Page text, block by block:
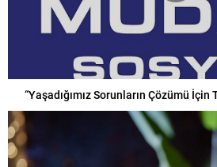
“Yaşadığımız Sorunların Çözümü